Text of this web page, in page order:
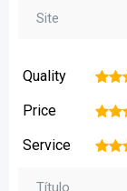
Quality 3
2
Price 3
2
Service 3
2